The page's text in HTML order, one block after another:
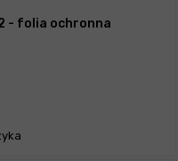
- folia ochronna